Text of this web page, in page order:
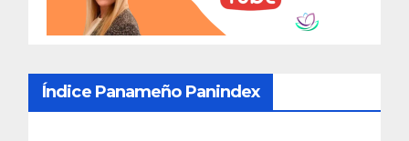
Índice Panameño Panindex